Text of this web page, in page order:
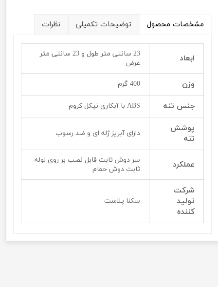
مشخصات محصول توضیحات تکمیلی نظرات
ابعاد
23 سانتی متر طول و 23 سانتی متر
عرض
وزن 400 گرم
جنس تنه ABS با آبکاری نیکل کروم
پوشش
تنه
دارای آبریز ژله ای و ضد رسوب
عملکرد
سر دوش ثابت قابل نصب بر روی لوله
ثابت دوش حمام
شرکت
تولید
کننده
سکنا پلاست